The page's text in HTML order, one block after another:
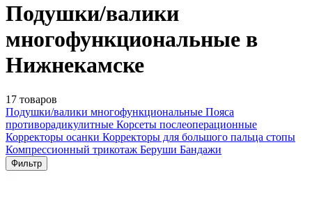
Подушки/валики
многофункциональные в
Нижнекамске
17 товаров
Подушки/валики многофункциональные Пояса
противорадикулитные Корсеты послеоперационные
Корректоры осанки Корректоры для большого пальца стопы
Компрессионный трикотаж Беруши Бандажи
Фильтр